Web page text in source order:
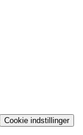
Cookie indstillinger